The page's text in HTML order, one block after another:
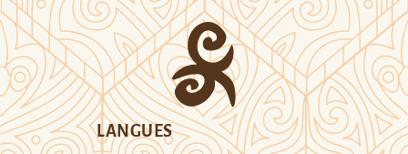
LANGUES